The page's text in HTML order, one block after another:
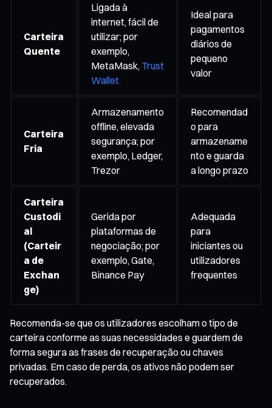
Carteira
Quente
Ligada à
internet, fácil de
utilizar; por
exemplo,
MetaMask, Trust
Wallet
Ideal para
pagamentos
diários de
pequeno
valor
Carteira
Fria
Armazenamento
offline, elevada
segurança; por
exemplo, Ledger,
Trezor
Recomendad
o para
armazename
nto e guarda
a longo prazo
Carteira
Custodi
al
(Carteir
a de
Exchan
ge)
Gerida por
plataformas de
negociação; por
exemplo, Gate,
Binance Pay
Adequada
para
iniciantes ou
utilizadores
frequentes
Recomenda-se que os utilizadores escolham o tipo de
carteira conforme as suas necessidades e guardem de
forma segura as frases de recuperação ou chaves
privadas. Em caso de perda, os ativos não podem ser
recuperados.